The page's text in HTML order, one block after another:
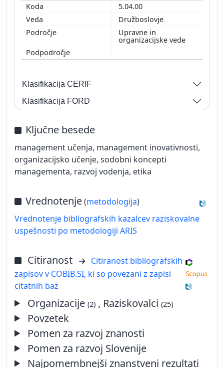
5.04.00
Družboslovje
Upravne in
organizacijske vede
Klasifikacija CERIF
Klasifikacija FORD
Ključne besede
management učenja, management inovativnosti,
organizacijsko učenje, sodobni koncepti
managementa, razvoj vodenja, etika
Vrednotenje(metodologija)
Vrednotenje bibliografskih kazalcev raziskovalne
uspešnosti po metodologiji ARIS
Citiranost
Citiranost bibliografskih
zapisov v COBIB.SI, ki so povezani z zapisi
citatnih baz
Organizacije(2) , Raziskovalci(25)
Povzetek
Pomen za razvoj znanosti
Pomen za razvoj Slovenije
Najpomembnejši znanstveni rezultati